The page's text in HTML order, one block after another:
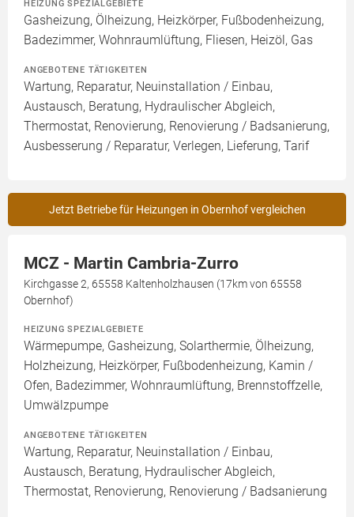
HEIZUNG SPEZIALGEBIETE
Gasheizung, Ölheizung, Heizkörper, Fußbodenheizung,
Badezimmer, Wohnraumlüftung, Fliesen, Heizöl, Gas
ANGEBOTENE TÄTIGKEITEN
Wartung, Reparatur, Neuinstallation / Einbau,
Austausch, Beratung, Hydraulischer Abgleich,
Thermostat, Renovierung, Renovierung / Badsanierung,
Ausbesserung / Reparatur, Verlegen, Lieferung, Tarif
Jetzt Betriebe für Heizungen in Obernhof vergleichen
MCZ - Martin Cambria-Zurro
Kirchgasse 2, 65558 Kaltenholzhausen (17km von 65558
Obernhof)
HEIZUNG SPEZIALGEBIETE
Wärmepumpe, Gasheizung, Solarthermie, Ölheizung,
Holzheizung, Heizkörper, Fußbodenheizung, Kamin /
Ofen, Badezimmer, Wohnraumlüftung, Brennstoffzelle,
Umwälzpumpe
ANGEBOTENE TÄTIGKEITEN
Wartung, Reparatur, Neuinstallation / Einbau,
Austausch, Beratung, Hydraulischer Abgleich,
Thermostat, Renovierung, Renovierung / Badsanierung